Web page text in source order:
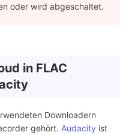
oder wird abgeschaltet.
in FLAC
Downloadern
gehört. Audacity ist